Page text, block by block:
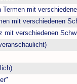
mit
mit verschiedenen
mit verschiedenen